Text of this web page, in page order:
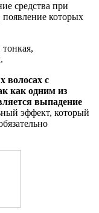
средства при
которых
волосах с
как одним из
выпадение
эффект, который